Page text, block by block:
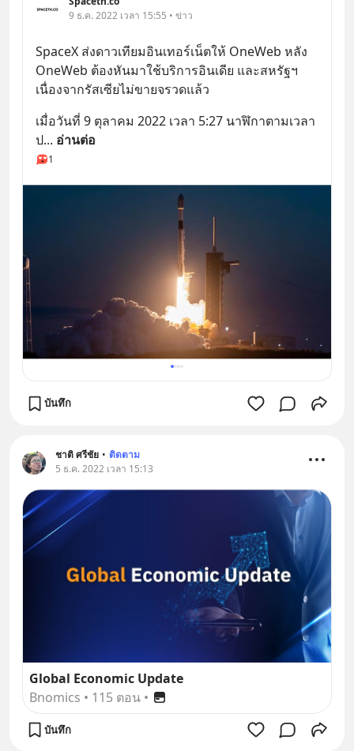
9 ธ.ค. 2022 เวลา 15:55 • ข่าว
SpaceX ส่งดาวเทียมอินเทอร์เน็ตให้ OneWeb หลัง
OneWeb ต้องหันมาใช้บริการอินเดีย และสหรัฐฯ
เนื่องจากรัสเซียไม่ขายจรวดแล้ว
เมื่อวันที่ 9 ตุลาคม 2022 เวลา 5:27 นาฬิกาตามเวลา
ป... อ่านต่อ
1
บันทึก
ชาติ ศรีชัย • ติดตาม
5 ธ.ค. 2022 เวลา 15:13
Global Economic Update
Bnomics • 115 ตอน •
บันทึก